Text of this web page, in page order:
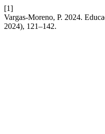
[1]
Vargas-Moreno, P. 2024.
2024), 121–142.